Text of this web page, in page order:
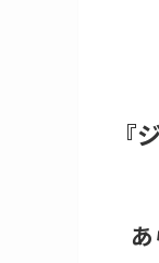
『